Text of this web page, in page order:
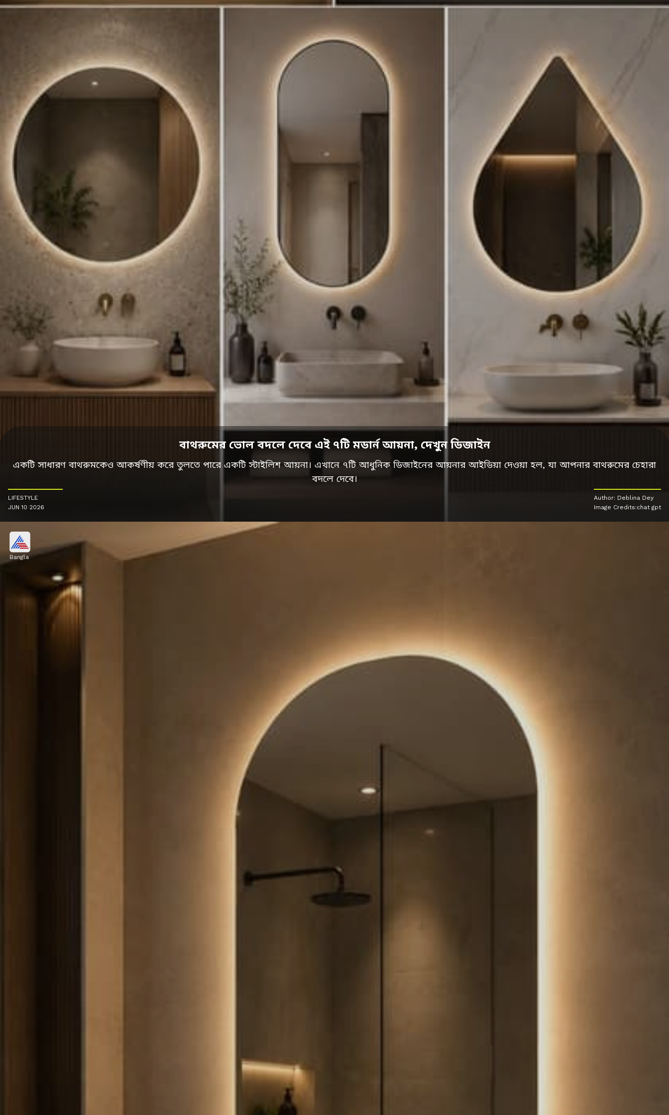
বাথরুমের ভোল বদলে দেবে এই ৭টি মডার্ন আয়না, দেখুন ডিজাইন
একটি সাধারণ বাথরুমকেও আকর্ষণীয় করে তুলতে পারে একটি স্টাইলিশ আয়না। এখানে ৭টি আধুনিক ডিজাইনের আয়নার আইডিয়া দেওয়া হল, যা আপনার বাথরুমের চেহারা
বদলে দেবে।
LIFESTYLE
JUN 10 2026
Author: Deblina Dey
Image Credits:chat gpt
Bangla